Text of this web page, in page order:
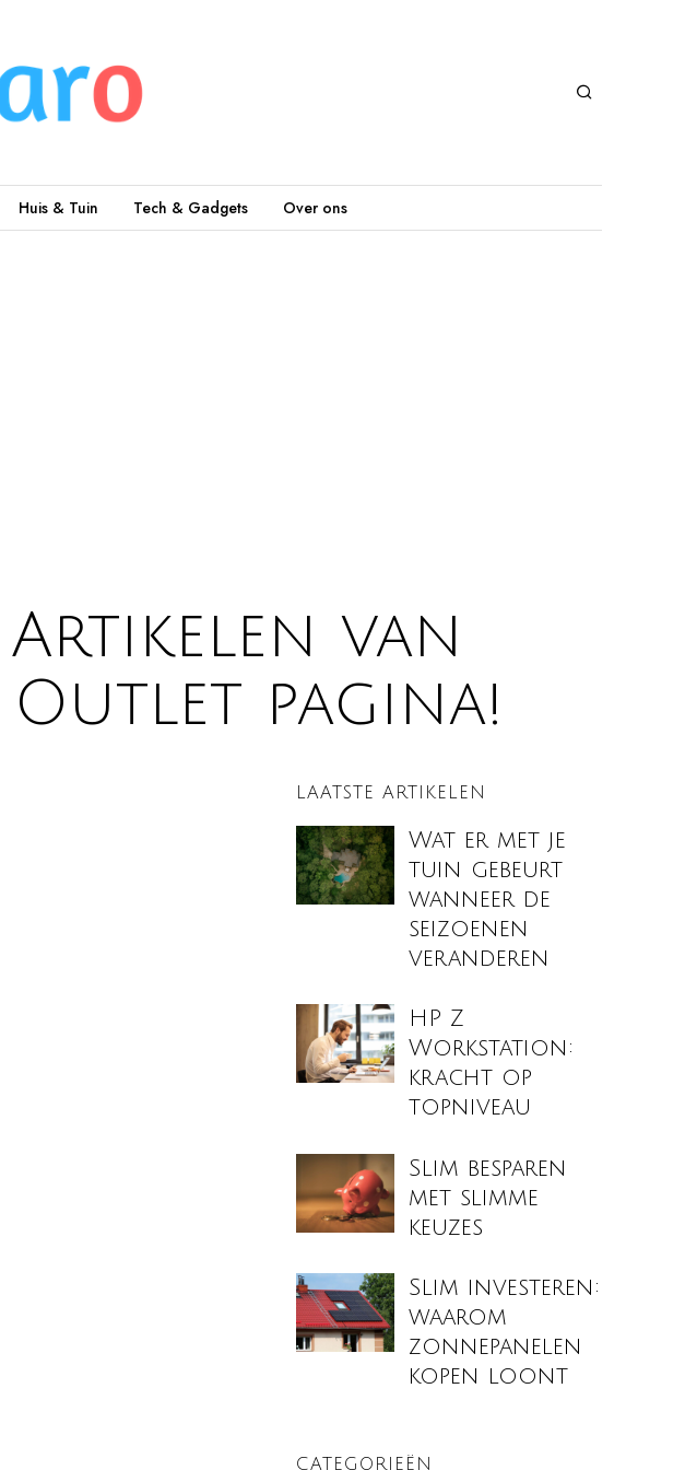
Huis & Tuin Tech & Gadgets Over ons
van
Outlet pagina!
LAATSTE ARTIKELEN
Wat er met je
tuin gebeurt
wanneer de
seizoenen
veranderen
HP Z
Workstation:
kracht op
topniveau
Slim besparen
met slimme
keuzes
Slim investeren:
waarom
zonnepanelen
kopen loont
CATEGORIEËN